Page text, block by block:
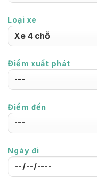
Loại xe
Điểm xuất phát
Điểm đến
Ngày đi